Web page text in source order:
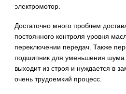
электромотор.
Достаточно много проблем
постоянного контроля уровня
переключении передач. Также
подшипник для уменьшения шума
выходит из строя и нуждается в
очень трудоемкий процесс.